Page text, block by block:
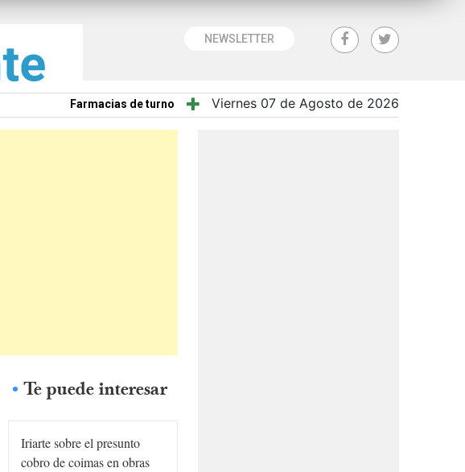
NEWSLETTER
Farmacias de turno Viernes 07 de Agosto de 2026
Te puede interesar
Iriarte sobre el presunto
cobro de coimas en obras